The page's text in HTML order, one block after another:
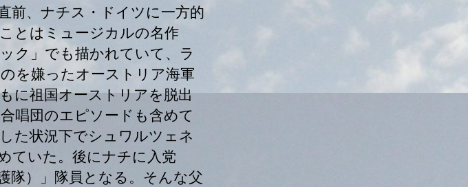
前、ナチス・ドイツに一方的
とはミュージカルの名作
ク」でも描かれていて、ラ
を嫌ったオーストリア海軍
に祖国オーストリアを脱出
唱団のエピソードも含めて
た状況下でシュワルツェネ
ていた。後にナチに入党
隊）」隊員となる。そんな父